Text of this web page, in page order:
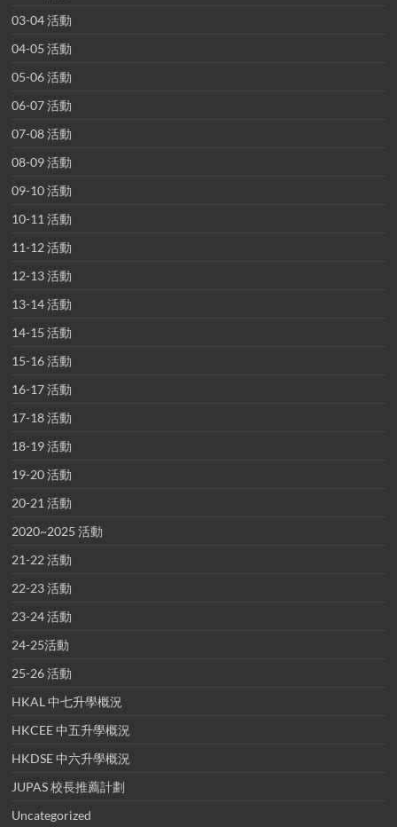
03-04 活動
04-05 活動
05-06 活動
06-07 活動
07-08 活動
08-09 活動
09-10 活動
10-11 活動
11-12 活動
12-13 活動
13-14 活動
14-15 活動
15-16 活動
16-17 活動
17-18 活動
18-19 活動
19-20 活動
20-21 活動
2020~2025 活動
21-22 活動
22-23 活動
23-24 活動
24-25活動
25-26 活動
HKAL 中七升學概況
HKCEE 中五升學概況
HKDSE 中六升學概況
JUPAS 校長推薦計劃
Uncategorized